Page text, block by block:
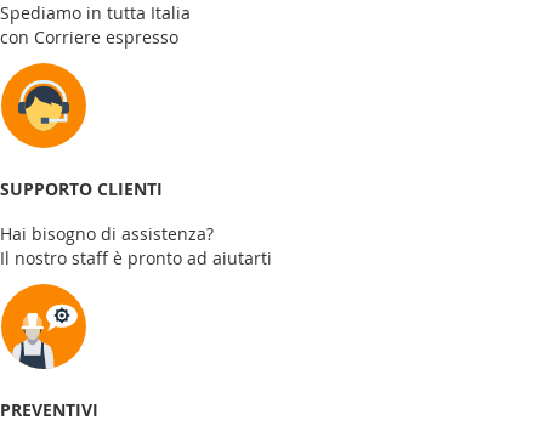
Spediamo in tutta Italia
con Corriere espresso
SUPPORTO CLIENTI
Hai bisogno di assistenza?
Il nostro staff è pronto ad aiutarti
PREVENTIVI